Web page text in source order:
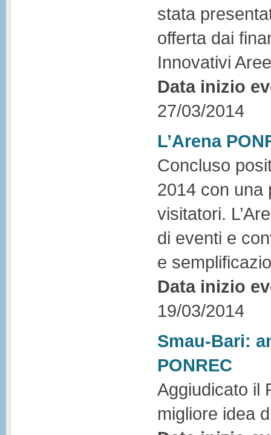
stata
offerta dai
Innovativi
Data inizio
27/03/2014
L’Arena
Concluso
2014 con una
visitatori.
di eventi e
e
Data inizio
19/03/2014
Smau-Bari:
PONREC
Aggiudicato il
migliore idea